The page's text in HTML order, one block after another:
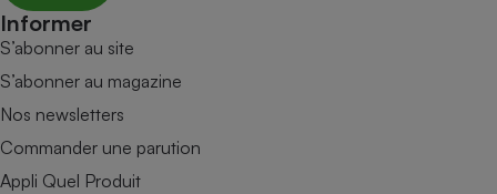
Informer
S’abonner au site
S’abonner au magazine
Nos newsletters
Commander une parution
Appli Quel Produit